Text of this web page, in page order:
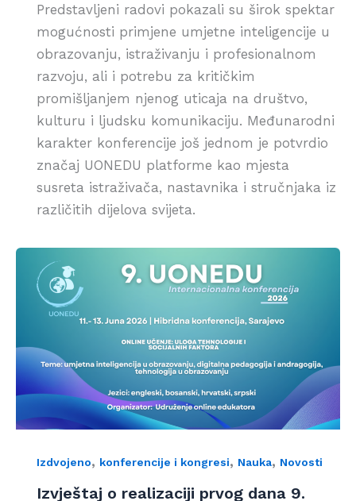
Predstavljeni radovi pokazali su širok spektar
mogućnosti primjene umjetne inteligencije u
obrazovanju, istraživanju i profesionalnom
razvoju, ali i potrebu za kritičkim
promišljanjem njenog uticaja na društvo,
kulturu i ljudsku komunikaciju. Međunarodni
karakter konferencije još jednom je potvrdio
značaj UONEDU platforme kao mjesta
susreta istraživača, nastavnika i stručnjaka iz
različitih dijelova svijeta.
Izdvojeno, konferencije i kongresi, Nauka, Novosti
Izvještaj o realizaciji prvog dana 9.